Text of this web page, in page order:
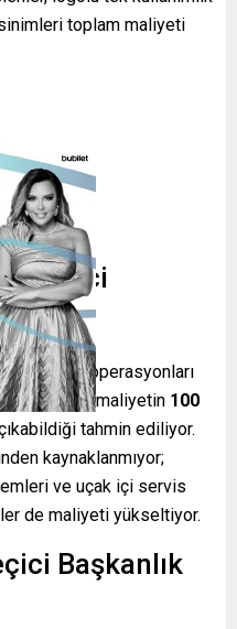
toplam maliyeti
mutfak operasyonları
kişi başı maliyetin 100
tahmin ediliyor.
kaynaklanmıyor;
ve uçak içi servis
de maliyeti yükseltiyor.
Başkanlık